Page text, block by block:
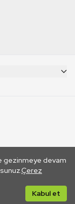
gezinmeye devam
Çerez
Kabul et
gidilen dış